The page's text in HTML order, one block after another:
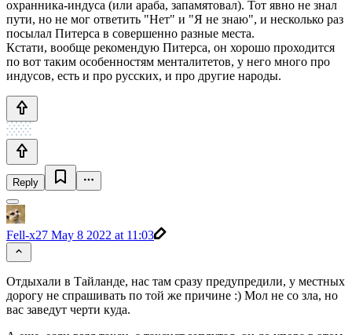
охранника-индуса (или араба, запамятовал). Тот явно не знал
пути, но не мог ответить "Нет" и "Я не знаю", и несколько раз
посылал Питерса в совершенно разные места.
Кстати, вообще рекомендую Питерса, он хорошо проходится
по вот таким особенностям менталитетов, у него много про
индусов, есть и про русских, и про другие народы.
Reply
Fell-x27 May 8 2022 at 11:03
Отдыхали в Тайланде, нас там сразу предупредили, у местных
дорогу не спрашивать по той же причине :) Мол не со зла, но
вас заведут черти куда.